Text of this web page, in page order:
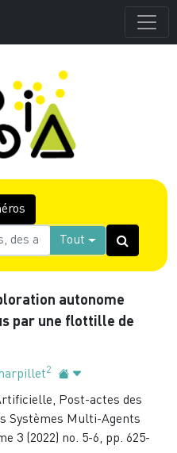
Tout
autonome
par une flottille de
2
Post-actes des
Systèmes Multi-Agents
3 (2022) no. 5-6, pp. 625-